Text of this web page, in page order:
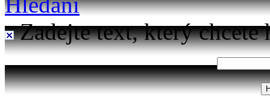
Zadejte text, který chcete